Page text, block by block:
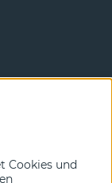
anderen
Cookies und